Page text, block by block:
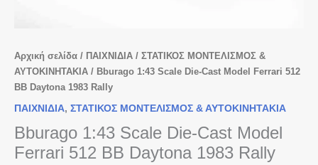
Αρχική σελίδα / ΠΑΙΧΝΙΔΙΑ / ΣΤΑΤΙΚΟΣ ΜΟΝΤΕΛΙΣΜΟΣ &
ΑΥΤΟΚΙΝΗΤΑΚΙΑ / Bburago 1:43 Scale Die-Cast Model Ferrari 512
BB Daytona 1983 Rally
ΠΑΙΧΝΙΔΙΑ, ΣΤΑΤΙΚΟΣ ΜΟΝΤΕΛΙΣΜΟΣ & ΑΥΤΟΚΙΝΗΤΑΚΙΑ
Bburago 1:43 Scale Die-Cast Model
Ferrari 512 BB Daytona 1983 Rally